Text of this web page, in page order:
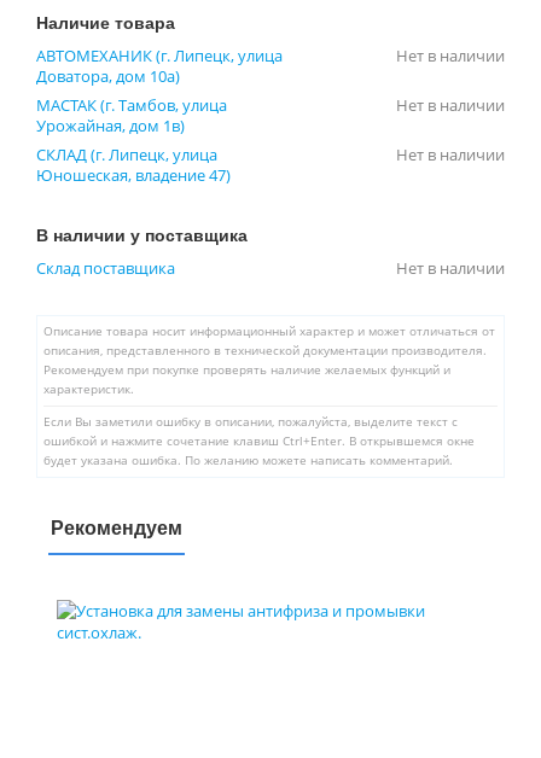
Наличие товара
АВТОМЕХАНИК (г. Липецк, улица
Доватора, дом 10а)
Нет в наличии
МАСТАК (г. Тамбов, улица
Урожайная, дом 1в)
Нет в наличии
СКЛАД (г. Липецк, улица
Юношеская, владение 47)
Нет в наличии
В наличии у поставщика
Склад поставщика Нет в наличии
Описание товара носит информационный характер и может отличаться от
описания, представленного в технической документации производителя.
Рекомендуем при покупке проверять наличие желаемых функций и
характеристик.
Если Вы заметили ошибку в описании, пожалуйста, выделите текст с
ошибкой и нажмите сочетание клавиш Ctrl+Enter. В открывшемся окне
будет указана ошибка. По желанию можете написать комментарий.
Рекомендуем